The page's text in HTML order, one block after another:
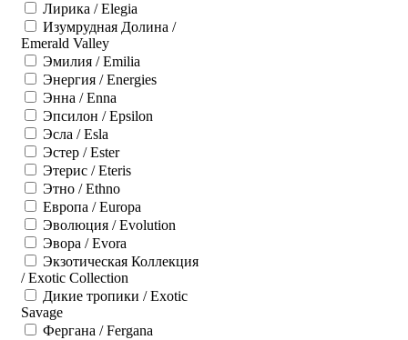
Лирика / Elegia
Изумрудная Долина /
Emerald Valley
Эмилия / Emilia
Энергия / Energies
Энна / Enna
Эпсилон / Epsilon
Эсла / Esla
Эстер / Ester
Этерис / Eteris
Этно / Ethno
Европа / Europa
Эволюция / Evolution
Эвора / Evora
Экзотическая Коллекция
/ Exotic Collection
Дикие тропики / Exotic
Savage
Фергана / Fergana